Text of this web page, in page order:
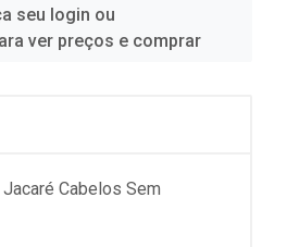
seu login ou
ver preços e comprar
Cabelos Sem